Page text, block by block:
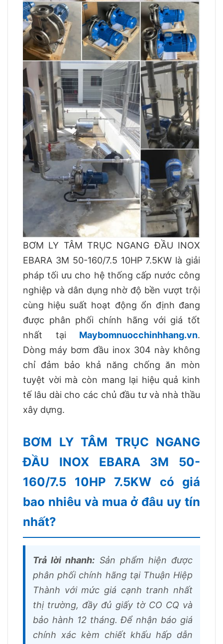
BƠM LY TÂM TRỤC NGANG ĐẦU INOX
EBARA 3M 50-160/7.5 10HP 7.5KW là giải
pháp tối ưu cho hệ thống cấp nước công
nghiệp và dân dụng nhờ độ bền vượt trội
cùng hiệu suất hoạt động ổn định đang
được phân phối chính hãng với giá tốt
nhất tại Maybomnuocchinhhang.vn.
Dòng máy bơm đầu inox 304 này không
chỉ đảm bảo khả năng chống ăn mòn
tuyệt vời mà còn mang lại hiệu quả kinh
tế lâu dài cho các chủ đầu tư và nhà thầu
xây dựng.
BƠM LY TÂM TRỤC NGANG
ĐẦU INOX EBARA 3M 50-
160/7.5 10HP 7.5KW có giá
bao nhiêu và mua ở đâu uy tín
nhất?
Trả lời nhanh: Sản phẩm hiện được
phân phối chính hãng tại Thuận Hiệp
Thành với mức giá cạnh tranh nhất
thị trường, đầy đủ giấy tờ CO CQ và
bảo hành 12 tháng. Để nhận báo giá
chính xác kèm chiết khấu hấp dẫn